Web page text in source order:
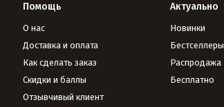
Помощь
О нас
Доставка и оплата
Как сделать заказ
Скидки и баллы
Отзывчивый клиент
Актуально
Новинки
Бестселлеры
Распродажа
Бесплатно